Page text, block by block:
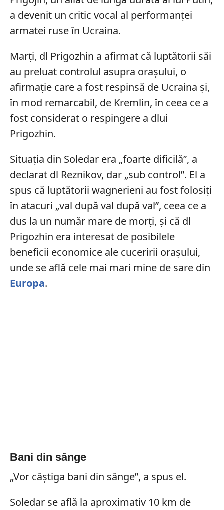
a devenit un critic vocal al performanței
armatei ruse în Ucraina.
Marți, dl Prigozhin a afirmat că luptătorii săi
au preluat controlul asupra orașului, o
afirmație care a fost respinsă de Ucraina și,
în mod remarcabil, de Kremlin, în ceea ce a
fost considerat o respingere a dlui
Prigozhin.
Situația din Soledar era „foarte dificilă”, a
declarat dl Reznikov, dar „sub control”. El a
spus că luptătorii wagnerieni au fost folosiți
în atacuri „val după val după val”, ceea ce a
dus la un număr mare de morți, și că dl
Prigozhin era interesat de posibilele
beneficii economice ale cuceririi orașului,
unde se află cele mai mari mine de sare din
Europa.
Bani din sânge
„Vor câștiga bani din sânge”, a spus el.
Soledar se află la aproximativ 10 km de